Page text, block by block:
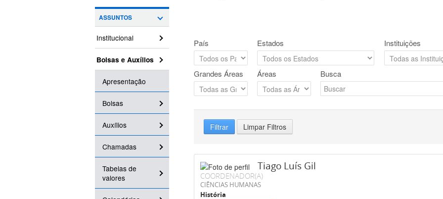
ASSUNTOS
Institucional
Bolsas e Auxílios
Apresentação
Bolsas
Auxílios
Chamadas
Tabelas de
valores
País Estados Instituições
Grandes Áreas Áreas Busca
Filtrar Limpar Filtros
Tiago Luís Gil
COORDENADOR(A)
CIÊNCIAS HUMANAS
História